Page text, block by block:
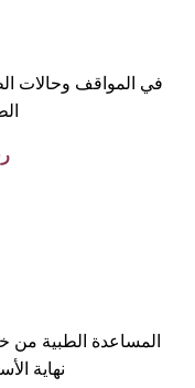
المواقف وحالات
رقم
الطبية من خدمة
نهاية